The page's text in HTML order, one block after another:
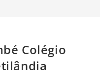
Colégio